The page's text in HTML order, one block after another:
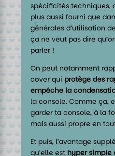
spécificités techniques,
plus aussi fourni que
générales d’utilisation
ça ne veut pas dire
parler !
On peut notamment
cover qui protège des
empêche la
la console. Comme ça,
garder ta console, à la
mais aussi propre en
Et puis, l’avantage
qu’elle est hyper simple